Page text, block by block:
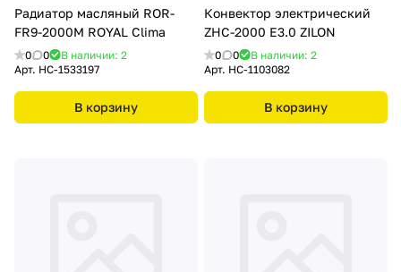
Радиатор масляный ROR-
FR9-2000M ROYAL Clima
0 0
В наличии: 2
Арт. НС-1533197
В корзину
Конвектор электрический
ZHC-2000 E3.0 ZILON
0 0
В наличии: 2
Арт. НС-1103082
В корзину